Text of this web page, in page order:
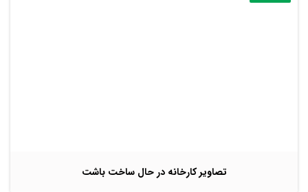
تصاویر کارخانه در حال ساخت باشت